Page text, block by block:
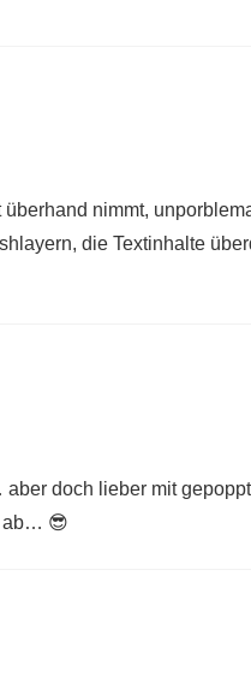
nimmt,
die Textinhalte
doch lieber mit
ab… 😎